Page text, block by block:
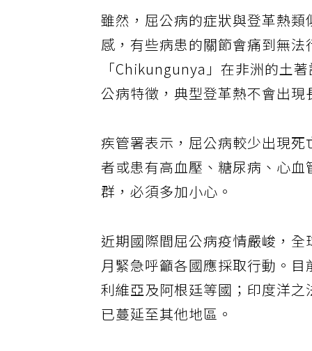
雖然，屈公病的症狀與登革熱
感，有些病患的關節會痛到無
「Chikungunya」在非洲的土
公病特徵，典型登革熱不會出
疾管署表示，屈公病較少出現
者或患有高血壓、糖尿病、心
群，必須多加小心。
近期國際間屈公病疫情嚴峻，
月緊急呼籲各國應採取行動。
利維亞及阿根廷等國；印度洋
已蔓延至其他地區。